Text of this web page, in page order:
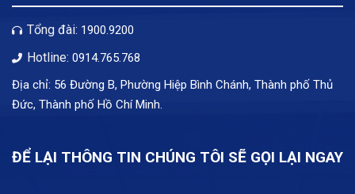
Tổng đài: 1900.9200
Hotline: 0914.765.768
Địa chỉ: 56 Đường B, Phường Hiệp Bình Chánh, Thành phố Thủ
Đức, Thành phố Hồ Chí Minh.
ĐỂ LẠI THÔNG TIN CHÚNG TÔI SẼ GỌI LẠI NGAY